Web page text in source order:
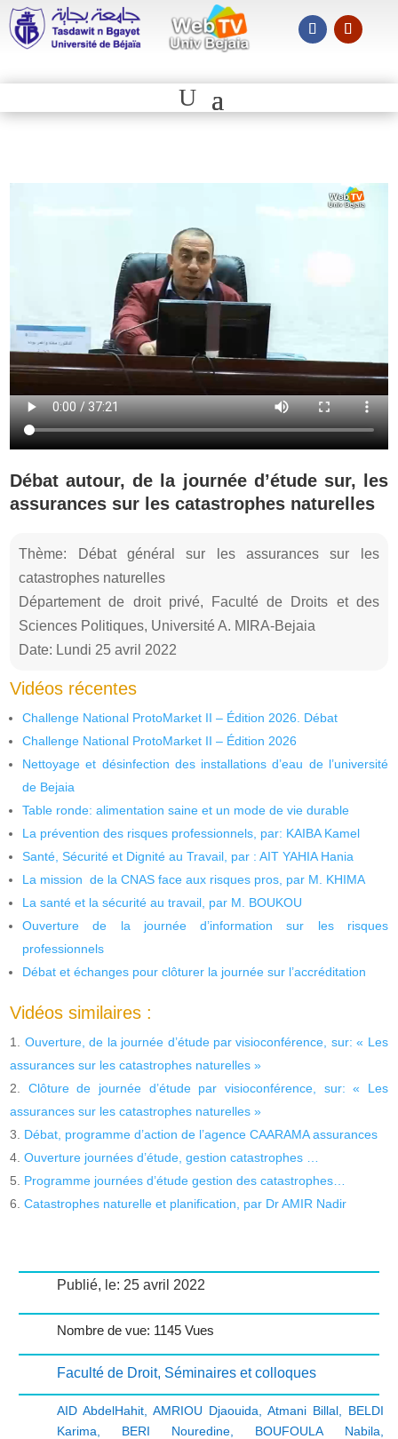
Débat autour, de la journée d’étude sur, les
assurances sur les catastrophes naturelles
Thème: Débat général sur les assurances sur les
catastrophes naturelles
Département de droit privé, Faculté de Droits et des
Sciences Politiques, Université A. MIRA-Bejaia
Date: Lundi 25 avril 2022
Vidéos récentes
Challenge National ProtoMarket II – Édition 2026. Débat
Challenge National ProtoMarket II – Édition 2026
Nettoyage et désinfection des installations d’eau de l’université
de Bejaia
Table ronde: alimentation saine et un mode de vie durable
La prévention des risques professionnels, par: KAIBA Kamel
Santé, Sécurité et Dignité au Travail, par : AIT YAHIA Hania
La mission de la CNAS face aux risques pros, par M. KHIMA
La santé et la sécurité au travail, par M. BOUKOU
Ouverture de la journée d’information sur les risques
professionnels
Débat et échanges pour clôturer la journée sur l’accréditation
Vidéos similaires :
Ouverture, de la journée d’étude par visioconférence, sur: « Les
assurances sur les catastrophes naturelles »
Clôture de journée d’étude par visioconférence, sur: « Les
assurances sur les catastrophes naturelles »
Débat, programme d’action de l’agence CAARAMA assurances
Ouverture journées d’étude, gestion catastrophes …
Programme journées d’étude gestion des catastrophes…
Catastrophes naturelle et planification, par Dr AMIR Nadir
Publié, le: 25 avril 2022
Nombre de vue: 1145 Vues
Faculté de Droit, Séminaires et colloques
AID AbdelHahit, AMRIOU Djaouida Atmani Billal, BELDI
Karima
BERI Nouredine BOUFOULA Nabila